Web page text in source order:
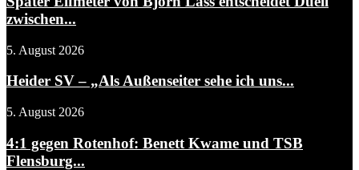
zwischen...
5. August 2026
Heider SV – „Als Außenseiter sehe ich uns...
5. August 2026
4:1 gegen Rotenhof: Benett Kwame und TSB
Flensburg...